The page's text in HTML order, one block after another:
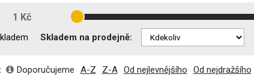
1 Kč
Skladem na prodejně:
Doporučujeme A-Z Z-A Od nejlevnějšího Od nejdražšího